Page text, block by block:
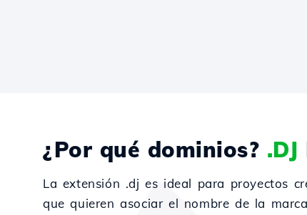
¿Por qué dominios? .DJ
La extensión .dj es ideal para proyectos
que quieren asociar el nombre de la